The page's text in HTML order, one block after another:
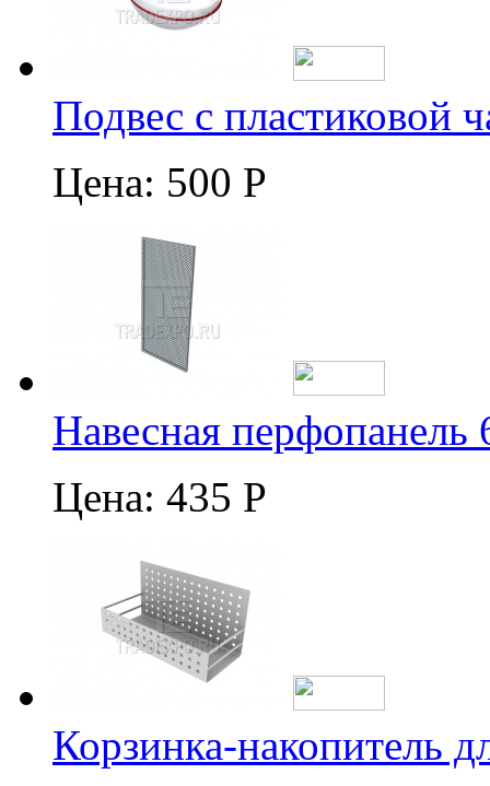
Подвес с пластиковой
Цена: 500 Р
Навесная перфопанель
Цена: 435 Р
Корзинка-накопитель